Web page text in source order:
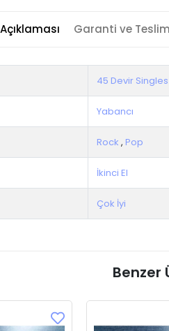
Garanti ve
45 Devir Singles
Yabancı
Rock , Pop
İkinci El
Çok İyi
Benzer